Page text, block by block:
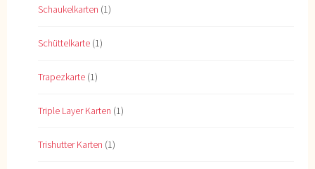
Schaukelkarten (1)
Schüttelkarte (1)
Trapezkarte (1)
Triple Layer Karten (1)
Trishutter Karten (1)